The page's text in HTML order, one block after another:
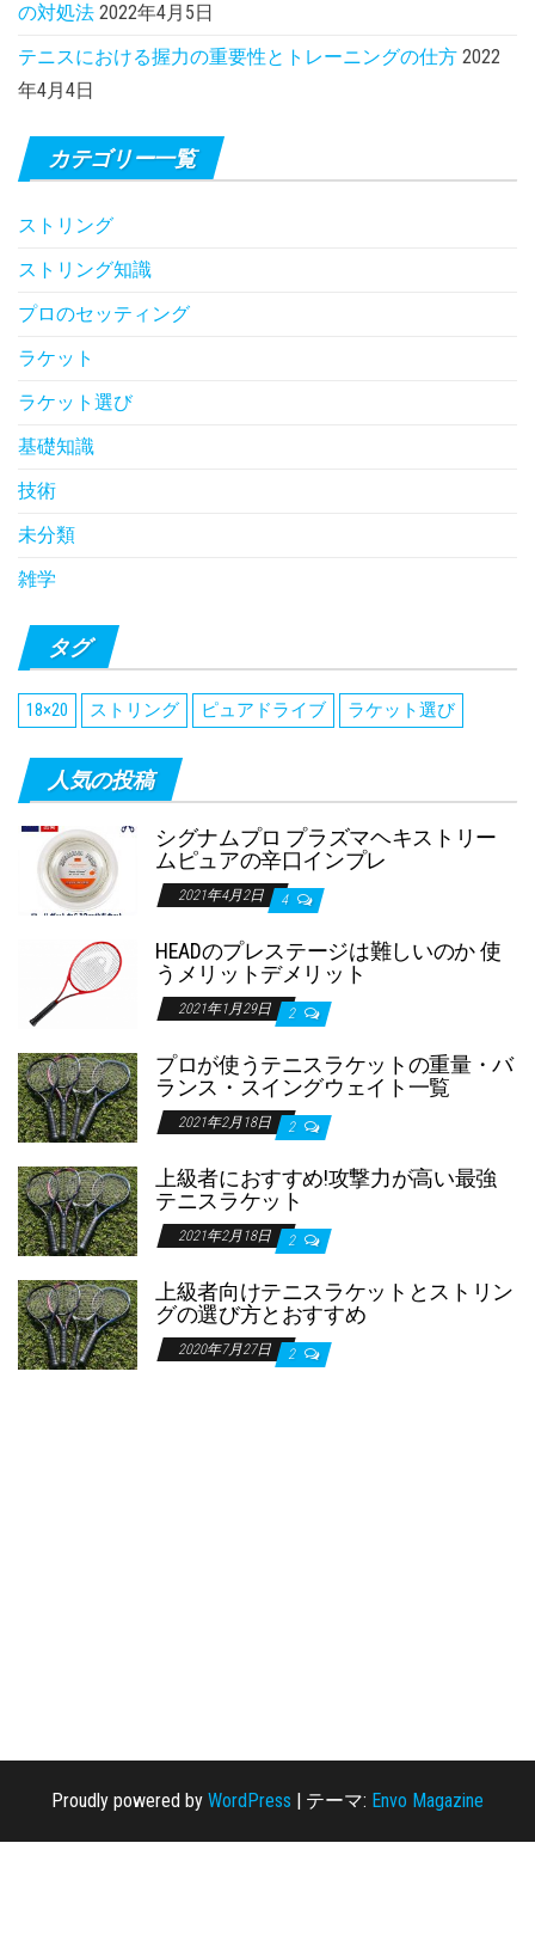
の対処法 2022年4月5日
テニスにおける握力の重要性とトレーニングの仕方 2022
年4月4日
カテゴリー一覧
ストリング
ストリング知識
プロのセッティング
ラケット
ラケット選び
基礎知識
技術
未分類
雑学
タグ
18×20 ストリング ピュアドライブ ラケット選び
人気の投稿
シグナムプロ プラズマヘキストリー
ムピュアの辛口インプレ
2021年4月2日 4
HEADのプレステージは難しいのか 使
うメリットデメリット
2021年1月29日 2
プロが使うテニスラケットの重量・バ
ランス・スイングウェイト一覧
2021年2月18日 2
上級者におすすめ!攻撃力が高い最強
テニスラケット
2021年2月18日 2
上級者向けテニスラケットとストリン
グの選び方とおすすめ
2020年7月27日 2
Proudly powered by WordPress テーマ: Envo Magazine